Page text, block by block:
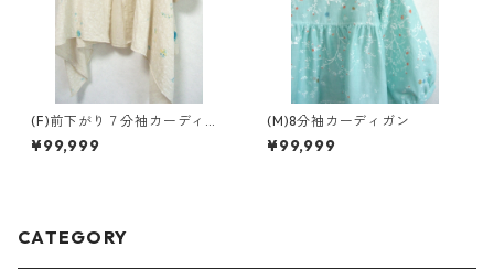
(F)前下がり７分袖カーディガ
ン
¥99,999
(M)8分袖カーディガン
¥99,999
CATEGORY